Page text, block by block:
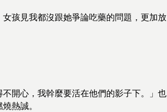
孩見我都沒跟她爭論吃藥的問題，更加放
開心，我幹麼要活在他們的影子下。」也
熱誠。